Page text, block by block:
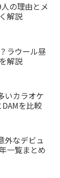
の理由とメ
解説
ラウール昼
解説
いカラオケ
を比較
外なデビュ
一覧まとめ